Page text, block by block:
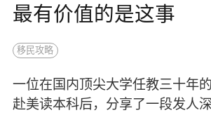
最有价值的是这事
移民攻略
一位在国内顶尖大学任教三十年
赴美读本科后，分享了一段发人深